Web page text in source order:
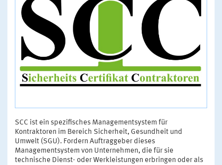
SCC ist ein spezifisches Managementsystem für
Kontraktoren im Bereich Sicherheit, Gesundheit und
Umwelt (SGU). Fordern Auftraggeber dieses
Managementsystem von Unternehmen, die für sie
technische Dienst- oder Werkleistungen erbringen oder als